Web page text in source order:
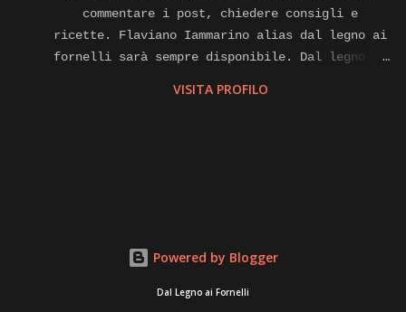
commentare i post, chiedere consigli e
ricette. Flaviano Iammarino alias dal legno ai
fornelli sarà sempre disponibile. Dal legno ai
VISITA PROFILO
Powered by Blogger
Dal Legno ai Fornelli